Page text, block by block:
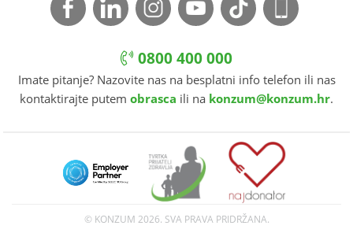
0800 400 000
Imate pitanje? Nazovite nas na besplatni info telefon ili nas
kontaktirajte putem obrasca ili na konzum@konzum.hr.
© KONZUM 2026. SVA PRAVA PRIDRŽANA.